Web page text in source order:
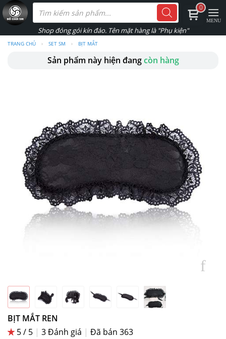
Skip
to
Tìm
kiếm
phẩm
TRANG CHỦ › SET SM › BỊT MẮT
Sản phẩm này hiện đangcòn hàng
BỊT MẮT REN
5 / 5 | 3Đánh giá | Đã bán 363
0